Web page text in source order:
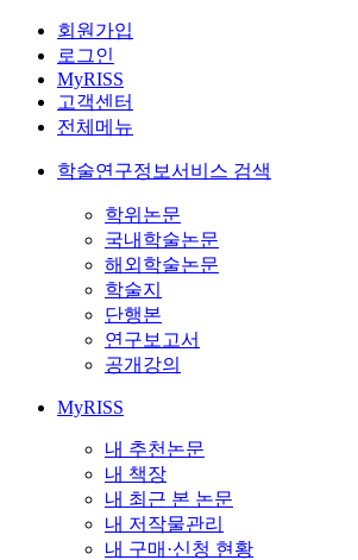
회원가입
로그인
MyRISS
고객센터
전체메뉴
학술연구정보서비스 검색
학위논문
국내학술논문
해외학술논문
학술지
단행본
연구보고서
공개강의
MyRISS
내 추천논문
내 책장
내 최근 본 논문
내 저작물관리
내 구매·신청 현황